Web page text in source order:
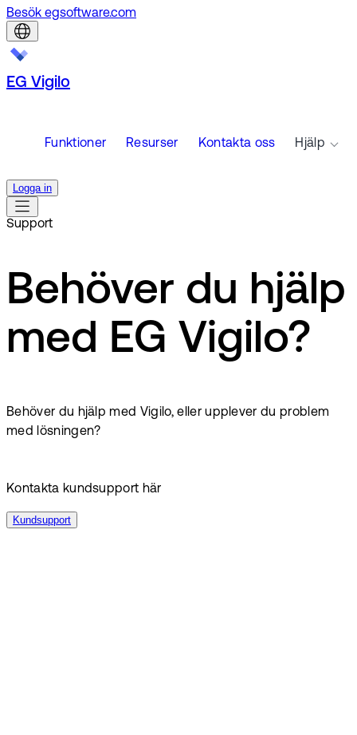
Besök egsoftware.com
EG Vigilo
Funktioner Resurser Kontakta oss Hjälp
Logga in
Support
Behöver du hjälp
med EG Vigilo?
Behöver du hjälp med Vigilo, eller upplever du problem
med lösningen?
Kontakta kundsupport här
Kundsupport